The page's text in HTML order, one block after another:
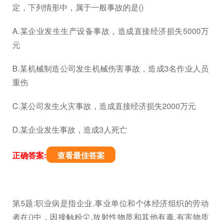
定，下列情形中，属于一般事故的是()
A.某企业发生生产设备事故，造成直接经济损失5000万
元
B.某机械制造公司发生机械伤害事故，造成3名作业人员
重伤
C.某公司发生火灾事故，造成直接经济损失2000万元
D.某企业发生事故，造成3人死亡
正确答案: 查看最佳答案
第5题:职业病是指企业.事业单位和个体经济组织的劳动
者在()中，因接触粉尘.放射性物质和其他有毒.有害物质